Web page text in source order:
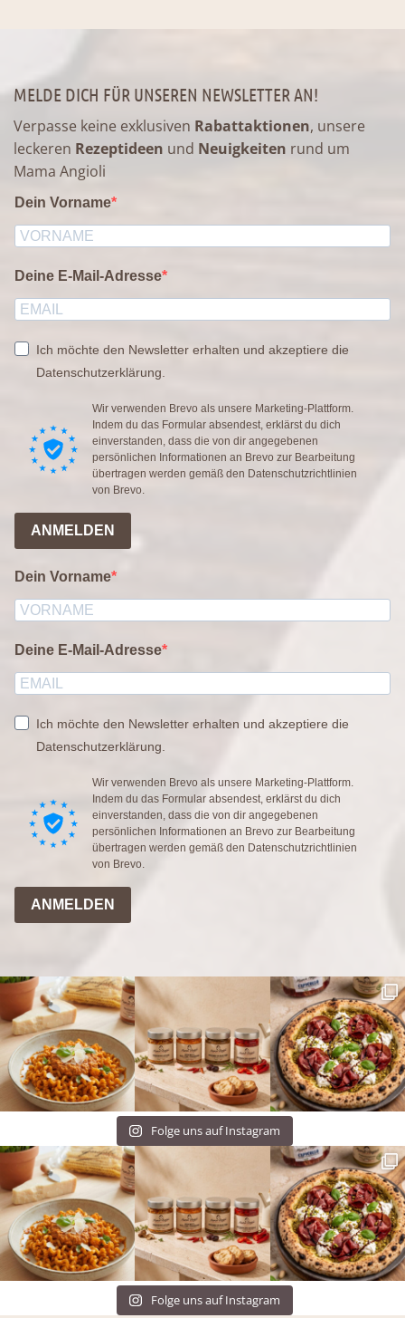
MELDE DICH FÜR UNSEREN NEWSLETTER AN!
Verpasse keine exklusiven Rabattaktionen, unsere
leckeren Rezeptideen und Neuigkeiten rund um
Mama Angioli
Dein Vorname
Deine E-Mail-Adresse
Ich möchte den Newsletter erhalten und akzeptiere die
Datenschutzerklärung.
Wir verwenden Brevo als unsere Marketing-Plattform.
Indem du das Formular absendest, erklärst du dich
einverstanden, dass die von dir angegebenen
persönlichen Informationen an Brevo zur Bearbeitung
übertragen werden gemäß den Datenschutzrichtlinien
von Brevo.
ANMELDEN
Dein Vorname
Deine E-Mail-Adresse
Ich möchte den Newsletter erhalten und akzeptiere die
Datenschutzerklärung.
Wir verwenden Brevo als unsere Marketing-Plattform.
Indem du das Formular absendest, erklärst du dich
einverstanden, dass die von dir angegebenen
persönlichen Informationen an Brevo zur Bearbeitung
übertragen werden gemäß den Datenschutzrichtlinien
von Brevo.
ANMELDEN
Folge uns auf Instagram
Folge uns auf Instagram